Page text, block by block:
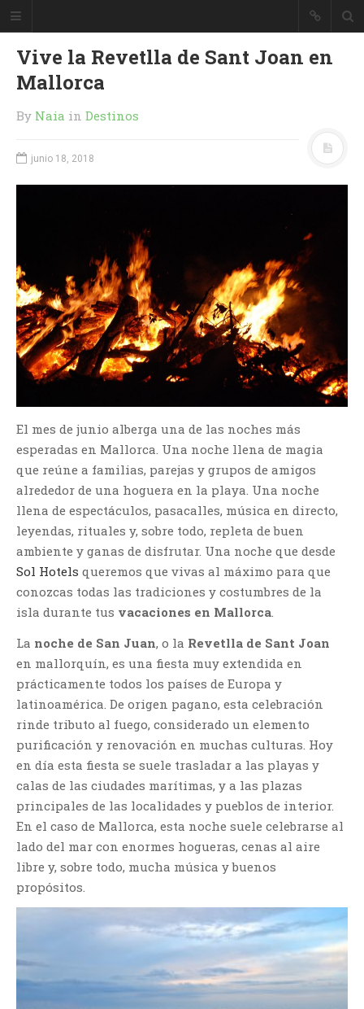
Vive la Revetlla de Sant Joan en
Mallorca
By Naia in Destinos
junio 18, 2018
El mes de junio alberga una de las noches más
esperadas en Mallorca. Una noche llena de magia
que reúne a familias, parejas y grupos de amigos
alrededor de una hoguera en la playa. Una noche
llena de espectáculos, pasacalles, música en directo,
leyendas, rituales y, sobre todo, repleta de buen
ambiente y ganas de disfrutar. Una noche que desde
Sol Hotels queremos que vivas al máximo para que
conozcas todas las tradiciones y costumbres de la
isla durante tus vacaciones en Mallorca.
La noche de San Juan, o la Revetlla de Sant Joan
en mallorquín, es una fiesta muy extendida en
prácticamente todos los países de Europa y
latinoamérica. De origen pagano, esta celebración
rinde tributo al fuego, considerado un elemento
purificación y renovación en muchas culturas. Hoy
en día esta fiesta se suele trasladar a las playas y
calas de las ciudades marítimas, y a las plazas
principales de las localidades y pueblos de interior.
En el caso de Mallorca, esta noche suele celebrarse al
lado del mar con enormes hogueras, cenas al aire
libre y, sobre todo, mucha música y buenos
propósitos.